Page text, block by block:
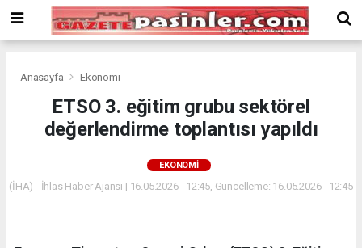
Bonusu
Veren
deneme
siteler
Anasayfa Ekonomi
ETSO 3. eğitim grubu sektörel
değerlendirme toplantısı yapıldı
EKONOMI
(İHA) - İhlas Haber Ajansı | 16.05.2026 - 12:45, Güncelleme: 16.05.2026 - 12:45